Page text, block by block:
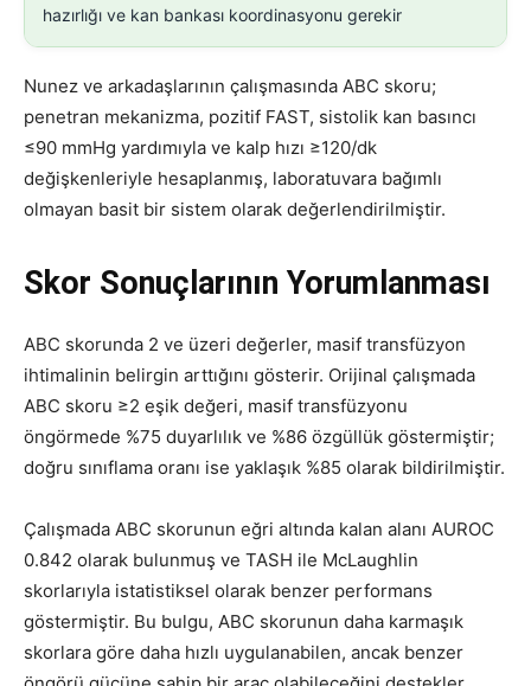
hazırlığı ve kan bankası koordinasyonu gerekir
Nunez ve arkadaşlarının çalışmasında ABC skoru;
penetran mekanizma, pozitif FAST, sistolik kan basıncı
≤90 mmHg yardımıyla ve kalp hızı ≥120/dk
değişkenleriyle hesaplanmış, laboratuvara bağımlı
olmayan basit bir sistem olarak değerlendirilmiştir.
Skor Sonuçlarının Yorumlanması
ABC skorunda 2 ve üzeri değerler, masif transfüzyon
ihtimalinin belirgin arttığını gösterir. Orijinal çalışmada
ABC skoru ≥2 eşik değeri, masif transfüzyonu
öngörmede %75 duyarlılık ve %86 özgüllük göstermiştir;
doğru sınıflama oranı ise yaklaşık %85 olarak bildirilmiştir.
Çalışmada ABC skorunun eğri altında kalan alanı AUROC
0.842 olarak bulunmuş ve TASH ile McLaughlin
skorlarıyla istatistiksel olarak benzer performans
göstermiştir. Bu bulgu, ABC skorunun daha karmaşık
skorlara göre daha hızlı uygulanabilen, ancak benzer